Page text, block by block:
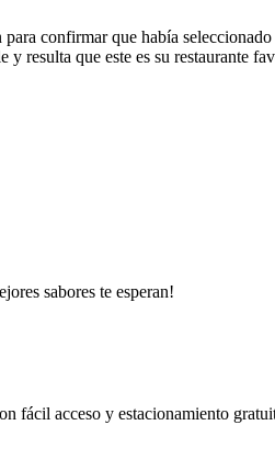
confirmar que había
resulta que este es su restaurante
sabores te esperan!
fácil acceso y estacionamiento